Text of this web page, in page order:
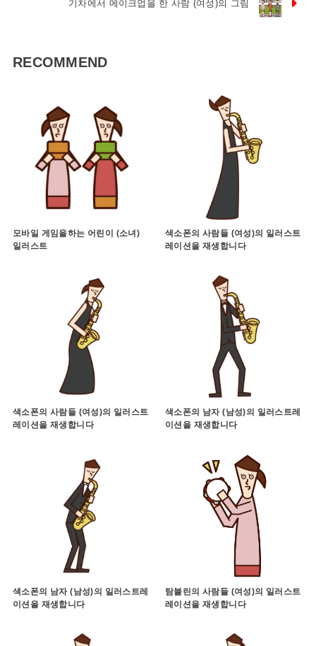
기차에서 메이크업을 한 사람 (여성)의 그림
RECOMMEND
모바일 게임을하는 어린이 (소녀)
일러스트
색소폰의 사람들 (여성)의 일러스트
레이션을 재생합니다
색소폰의 사람들 (여성)의 일러스트
레이션을 재생합니다
색소폰의 남자 (남성)의 일러스트레
이션을 재생합니다
색소폰의 남자 (남성)의 일러스트레
이션을 재생합니다
탐블린의 사람들 (여성)의 일러스트
레이션을 재생합니다